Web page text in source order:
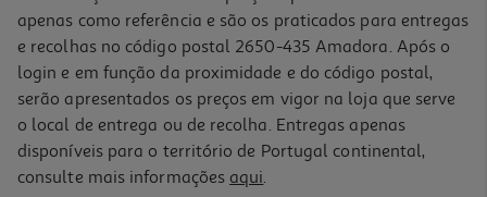
Queijo De Ovelha Pastor Seia Barrado Kg
apenas como referência e são os praticados para entregas
e recolhas no código postal 2650-435 Amadora. Após o
login e em função da proximidade e do código postal,
serão apresentados os preços em vigor na loja que serve
o local de entrega ou de recolha. Entregas apenas
disponíveis para o território de Portugal continental,
consulte mais informações aqui.